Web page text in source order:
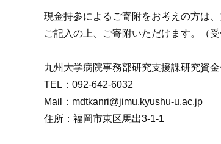
現金持参によるご寄附をお考えの方は
ご記入の上、ご寄附いただけます。（
九州大学病院事務部研究支援課研究資
TEL：092-642-6032
Mail：mdtkanri@jimu.kyushu-u.ac.jp
住所：福岡市東区馬出3-1-1